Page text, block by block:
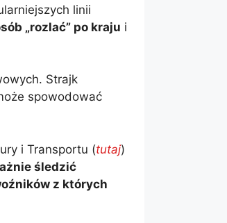
linii
„rozlać” po kraju i
Strajk
spowodować
i Transportu (tutaj)
śledzić
z których